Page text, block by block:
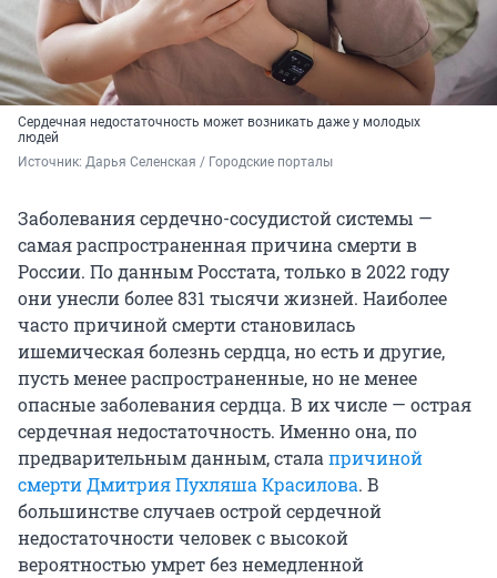
Сердечная недостаточность может возникать даже у молодых
людей
Источник: Дарья Селенская / Городские порталы
Заболевания сердечно-сосудистой системы —
самая распространенная причина смерти в
России. По данным Росстата, только в 2022 году
они унесли более 831 тысячи жизней. Наиболее
часто причиной смерти становилась
ишемическая болезнь сердца, но есть и другие,
пусть менее распространенные, но не менее
опасные заболевания сердца. В их числе — острая
сердечная недостаточность. Именно она, по
предварительным данным, сталапричиной
смерти Дмитрия Пухляша Красилова. В
большинстве случаев острой сердечной
недостаточности человек с высокой
вероятностью умрет без немедленной